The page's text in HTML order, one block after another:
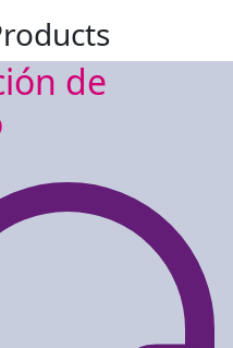
de